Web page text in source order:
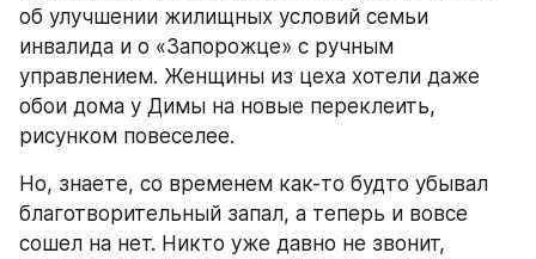
об улучшении жилищных условий семьи
инвалида и о «Запорожце» с ручным
управлением. Женщины из цеха хотели даже
обои дома у Димы на новые переклеить,
рисунком повеселее.
Но, знаете, со временем как-то будто убывал
благотворительный запал, а теперь и вовсе
сошел на нет. Никто уже давно не звонит,